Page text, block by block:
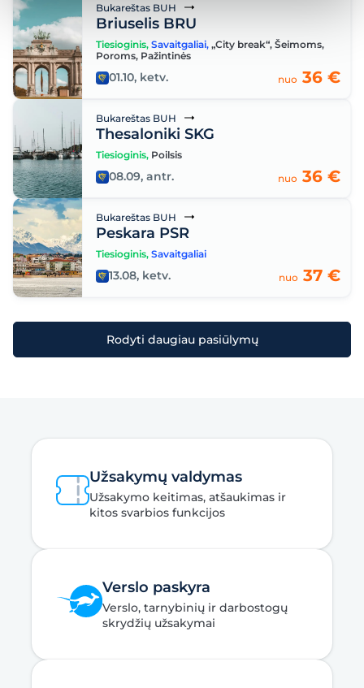
Bukareštas BUH
Briuselis BRU
Tiesioginis, Savaitgaliai, „City break“, Šeimoms,
Poroms, Pažintinės
01.10, ketv. nuo 36 €
Bukareštas BUH
Thesaloniki SKG
Tiesioginis, Poilsis
08.09, antr. nuo 36 €
Bukareštas BUH
Peskara PSR
Tiesioginis, Savaitgaliai
13.08, ketv. nuo 37 €
Rodyti daugiau pasiūlymų
Užsakymų valdymas
Užsakymo keitimas, atšaukimas ir
kitos svarbios funkcijos
Verslo paskyra
Verslo, tarnybinių ir darbostogų
skrydžių užsakymai